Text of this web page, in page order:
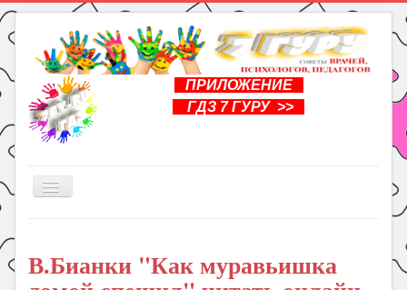
ПРИЛОЖЕНИЕ
ГДЗ 7 ГУРУ >>
Включить/
Книги
В.Бианки "Как муравьишка